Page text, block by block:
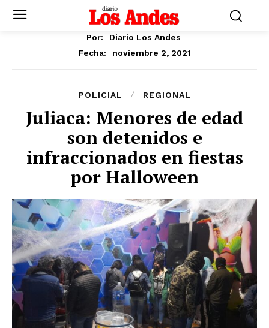
Por:
Diario Los Andes
Fecha:
noviembre 2, 2021
POLICIAL REGIONAL
Juliaca: Menores de edad
son detenidos e
infraccionados en fiestas
por Halloween